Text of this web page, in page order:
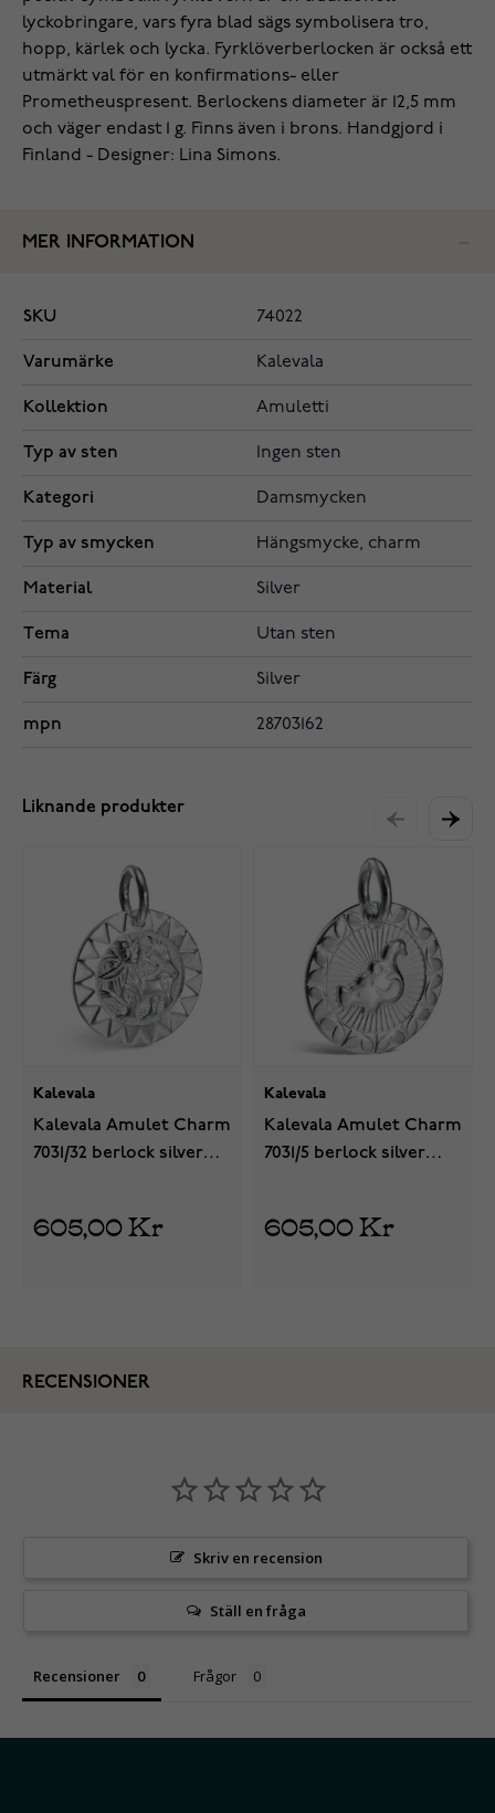
lyckobringare, vars fyra blad sägs symbolisera tro,
hopp, kärlek och lycka. Fyrklöverberlocken är också ett
utmärkt val för en konfirmations- eller
Prometheuspresent. Berlockens diameter är 12,5 mm
och väger endast 1 g. Finns även i brons. Handgjord i
Finland - Designer: Lina Simons.
MER INFORMATION
SKU 74022
Varumärke Kalevala
Kollektion Amuletti
Typ av sten Ingen sten
Kategori Damsmycken
Typ av smycken Hängsmycke, charm
Material Silver
Tema Utan sten
Färg Silver
mpn 28703162
Liknande produkter
Kalevala
Kalevala Amulet Charm
7031/32 berlock silver
605,00 Kr
Kalevala
Kalevala Amulet Charm
7031/5 berlock silver
605,00 Kr
RECENSIONER
Skriv en recension
Ställ en fråga
Recensioner Frågor